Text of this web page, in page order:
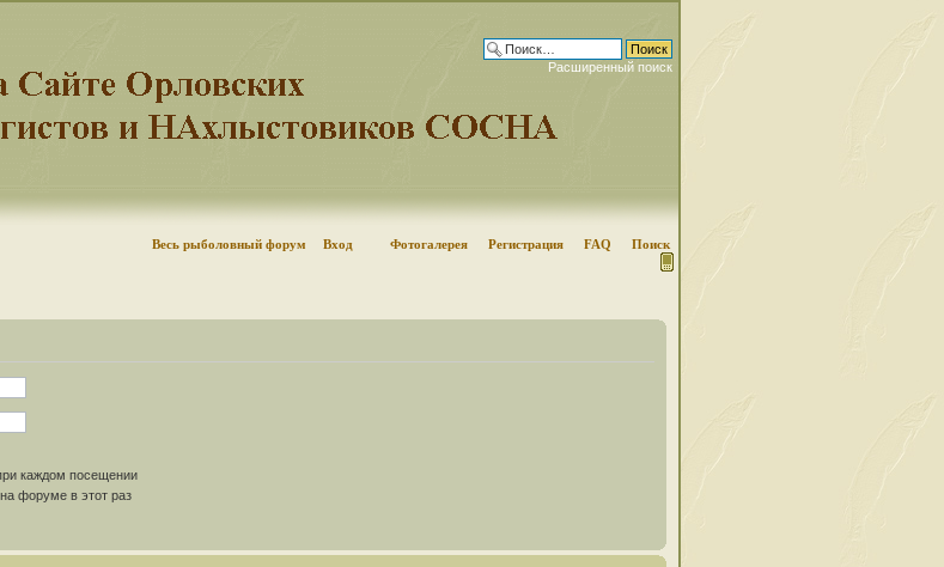
Расширенный поиск
Весь рыболовный форум Вход Фотогалерея Регистрация FAQ Поиск
каждом посещении
форуме в этот раз